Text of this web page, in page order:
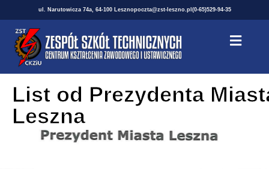
ul. Narutowicza 74a, 64-100 Lesznopoczta@zst-leszno.pl (0-65)529-94-35
List od Prezydenta
Leszna